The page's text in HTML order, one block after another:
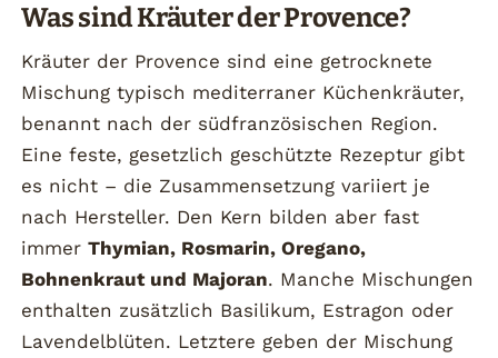
Was sind Kräuter der Provence?
Kräuter der Provence sind eine getrocknete
Mischung typisch mediterraner Küchenkräuter,
benannt nach der südfranzösischen Region.
Eine feste, gesetzlich geschützte Rezeptur gibt
es nicht – die Zusammensetzung variiert je
nach Hersteller. Den Kern bilden aber fast
immerThymian, Rosmarin, Oregano,
Bohnenkraut und Majoran. Manche Mischungen
enthalten zusätzlich Basilikum, Estragon oder
Lavendelblüten. Letztere geben der Mischung